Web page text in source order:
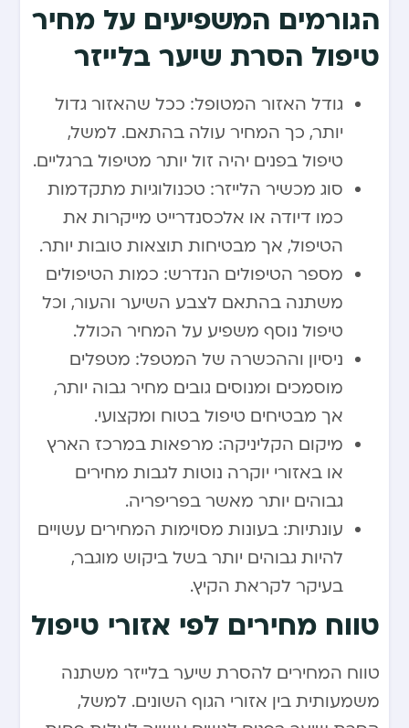
הגורמים המשפיעים על מחיר
טיפול הסרת שיער בלייזר
גודל האזור המטופל: ככל שהאזור גדול
יותר, כך המחיר עולה בהתאם. למשל,
טיפול בפנים יהיה זול יותר מטיפול ברגליים.
סוג מכשיר הלייזר: טכנולוגיות מתקדמות
כמו דיודה או אלכסנדרייט מייקרות את
הטיפול, אך מבטיחות תוצאות טובות יותר.
מספר הטיפולים הנדרש: כמות הטיפולים
משתנה בהתאם לצבע השיער והעור, וכל
טיפול נוסף משפיע על המחיר הכולל.
ניסיון וההכשרה של המטפל: מטפלים
מוסמכים ומנוסים גובים מחיר גבוה יותר,
אך מבטיחים טיפול בטוח ומקצועי.
מיקום הקליניקה: מרפאות במרכז הארץ
או באזורי יוקרה נוטות לגבות מחירים
גבוהים יותר מאשר בפריפריה.
עונתיות: בעונות מסוימות המחירים עשויים
להיות גבוהים יותר בשל ביקוש מוגבר,
בעיקר לקראת הקיץ.
טווח מחירים לפי אזורי טיפול
טווח המחירים להסרת שיער בלייזר משתנה
משמעותית בין אזורי הגוף השונים. למשל,